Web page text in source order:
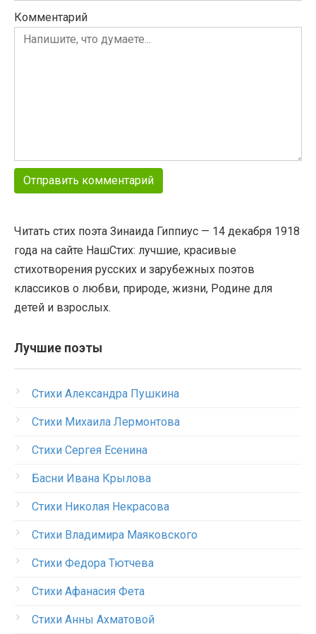
Комментарий
Читать стих поэта Зинаида Гиппиус — 14 декабря 1918
года на сайте НашСтих: лучшие, красивые
стихотворения русских и зарубежных поэтов
классиков о любви, природе, жизни, Родине для
детей и взрослых.
Лучшие поэты
Стихи Александра Пушкина
Стихи Михаила Лермонтова
Стихи Сергея Есенина
Басни Ивана Крылова
Стихи Николая Некрасова
Стихи Владимира Маяковского
Стихи Федора Тютчева
Стихи Афанасия Фета
Стихи Анны Ахматовой